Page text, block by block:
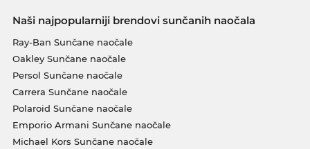
Naši najpopularniji brendovi sunčanih naočala
Ray-Ban Sunčane naočale
Oakley Sunčane naočale
Persol Sunčane naočale
Carrera Sunčane naočale
Polaroid Sunčane naočale
Emporio Armani Sunčane naočale
Michael Kors Sunčane naočale